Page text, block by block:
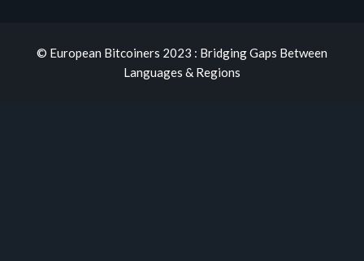
© European Bitcoiners 2023 : Bridging Gaps Between
Languages & Regions